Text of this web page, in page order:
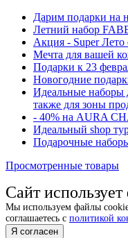
Дарим подарки на
Летний набор
Акция - Super Лето
Мечта для вашей
Подарки к 23
Новогодние
Идеальные наборы
также для зоны
- 40% на AURA
Идеальный shop
Подарочные
Просмотренные товары
Сайт
Мы используем файлы
соглашаетесь с политикой
Я согласен